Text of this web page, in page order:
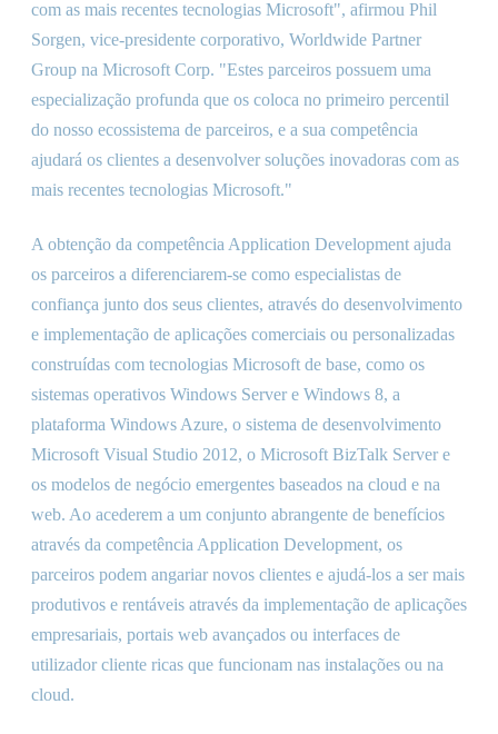
com as mais recentes tecnologias Microsoft", afirmou Phil
Sorgen, vice-presidente corporativo, Worldwide Partner
Group na Microsoft Corp. "Estes parceiros possuem uma
especialização profunda que os coloca no primeiro percentil
do nosso ecossistema de parceiros, e a sua competência
ajudará os clientes a desenvolver soluções inovadoras com as
mais recentes tecnologias Microsoft."
A obtenção da competência Application Development ajuda
os parceiros a diferenciarem-se como especialistas de
confiança junto dos seus clientes, através do desenvolvimento
e implementação de aplicações comerciais ou personalizadas
construídas com tecnologias Microsoft de base, como os
sistemas operativos Windows Server e Windows 8, a
plataforma Windows Azure, o sistema de desenvolvimento
Microsoft Visual Studio 2012, o Microsoft BizTalk Server e
os modelos de negócio emergentes baseados na cloud e na
web. Ao acederem a um conjunto abrangente de benefícios
através da competência Application Development, os
parceiros podem angariar novos clientes e ajudá-los a ser mais
produtivos e rentáveis através da implementação de aplicações
empresariais, portais web avançados ou interfaces de
utilizador cliente ricas que funcionam nas instalações ou na
cloud.